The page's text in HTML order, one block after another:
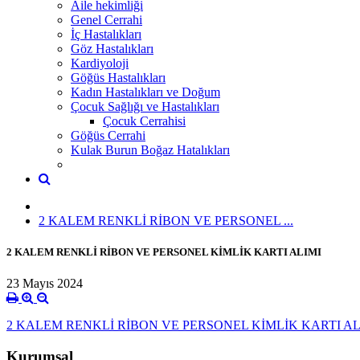
Aile hekimliği
Genel Cerrahi
İç Hastalıkları
Göz Hastalıkları
Kardiyoloji
Göğüs Hastalıkları
Kadın Hastalıkları ve Doğum
Çocuk Sağlığı ve Hastalıkları
Çocuk Cerrahisi
Göğüs Cerrahi
Kulak Burun Boğaz Hatalıkları
2 KALEM RENKLİ RİBON VE PERSONEL ...
2 KALEM RENKLİ RİBON VE PERSONEL KİMLİK KARTI ALIMI
23 Mayıs 2024
2 KALEM RENKLİ RİBON VE PERSONEL KİMLİK KARTI
Kurumsal